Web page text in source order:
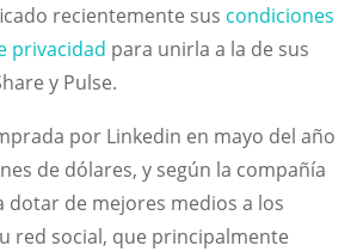
recientemente sus condiciones
privacidad para unirla a la de sus
y Pulse.
por Linkedin en mayo del año
de dólares, y según la compañía
dotar de mejores medios a los
red social, que principalmente